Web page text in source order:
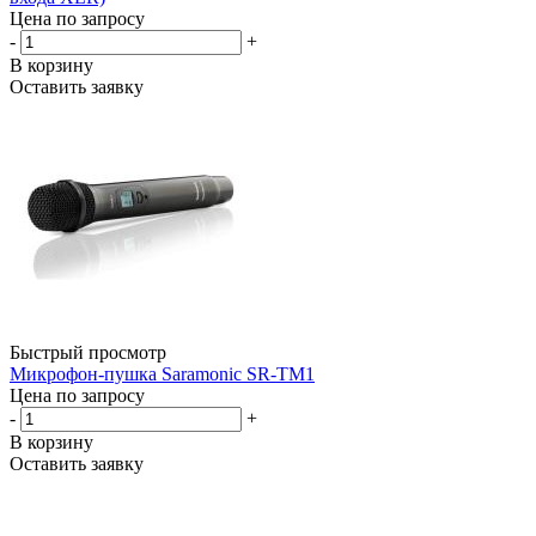
Цена по запросу
-
+
В корзину
Оставить заявку
Быстрый просмотр
Микрофон-пушка Saramonic SR-TM1
Цена по запросу
-
+
В корзину
Оставить заявку